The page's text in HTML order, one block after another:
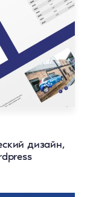
дизайн,